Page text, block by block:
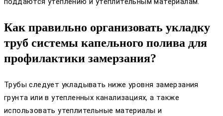
Как правильно организовать укладку
труб системы капельного полива для
профилактики замерзания?
Трубы следует укладывать ниже уровня замерзания
грунта или в утепленных канализациях, а также
использовать утеплительные материалы и